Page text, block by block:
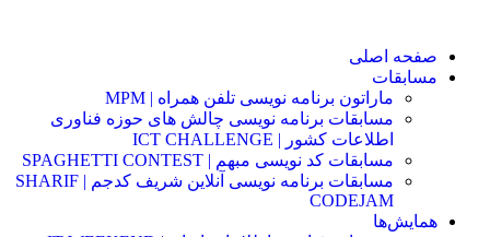
صفحه اصلی
مسابقات
ماراتون برنامه نویسی تلفن همراه | MPM
مسابقات برنامه نویسی چالش های حوزه فناوری
اطلاعات کشور | ICT CHALLENGE
مسابقات کد نویسی مبهم | SPAGHETTI CONTEST
مسابقات برنامه نویسی آنلاین شریف کدجم | SHARIF
CODEJAM
همایش‌ها